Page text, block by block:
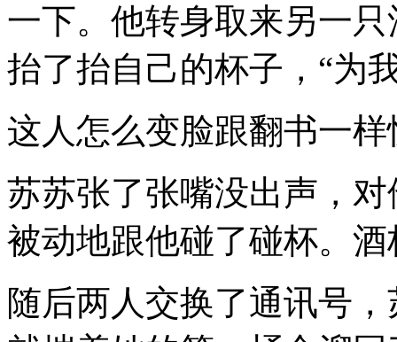
一下。他转身取来另一
抬了抬自己的杯子，“为
这人怎么变脸跟翻书一样
苏苏张了张嘴没出声，
被动地跟他碰了碰杯。
随后两人交换了通讯号